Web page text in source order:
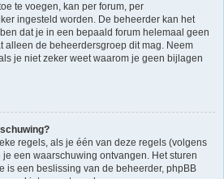
te voegen, kan per forum, per
ingesteld worden. De beheerder kan het
dat je in een bepaald forum helemaal geen
alleen de beheerdersgroep dit mag. Neem
je niet zeker weet waarom je geen bijlagen
regels, als je één van deze regels (volgens
een waarschuwing ontvangen. Het sturen
is een beslissing van de beheerder, phpBB